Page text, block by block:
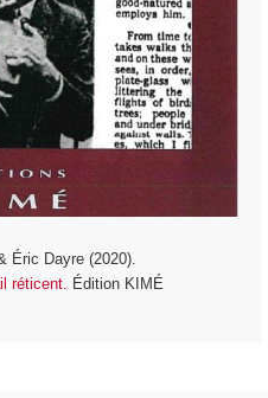
Éric Dayre (2020).
réticent. Édition KIMÉ